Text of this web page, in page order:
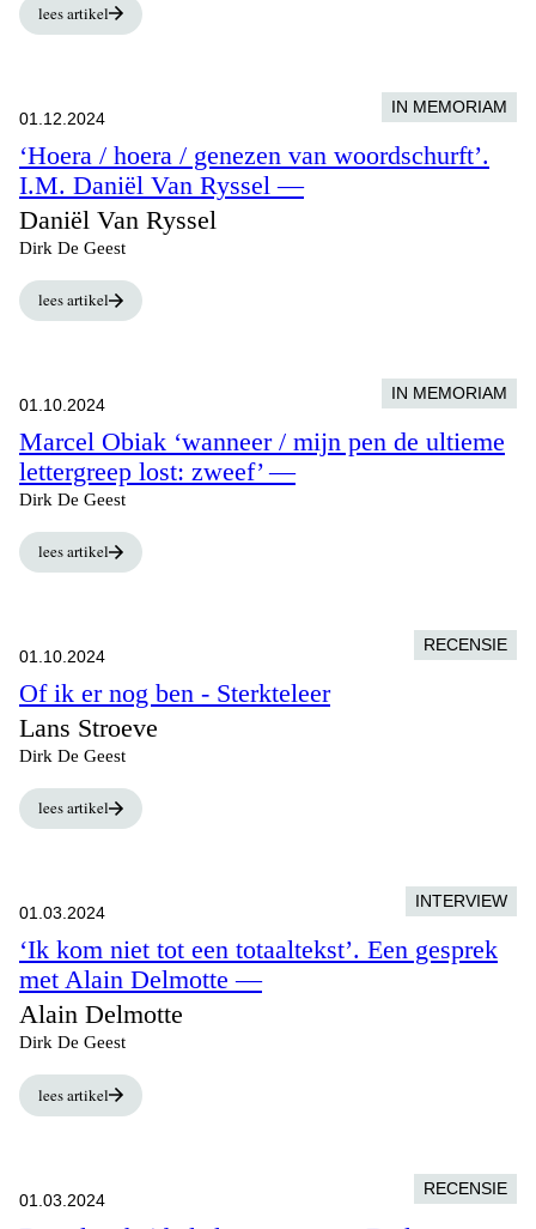
lees artikel
IN MEMORIAM
01.12.2024
‘Hoera / hoera / genezen van woordschurft’.
I.M. Daniël Van Ryssel —
Daniël Van Ryssel
Dirk De Geest
lees artikel
IN MEMORIAM
01.10.2024
Marcel Obiak ‘wanneer / mijn pen de ultieme
lettergreep lost: zweef’ —
Dirk De Geest
lees artikel
RECENSIE
01.10.2024
Of ik er nog ben - Sterkteleer
Lans Stroeve
Dirk De Geest
lees artikel
INTERVIEW
01.03.2024
‘Ik kom niet tot een totaaltekst’. Een gesprek
met Alain Delmotte —
Alain Delmotte
Dirk De Geest
lees artikel
RECENSIE
01.03.2024